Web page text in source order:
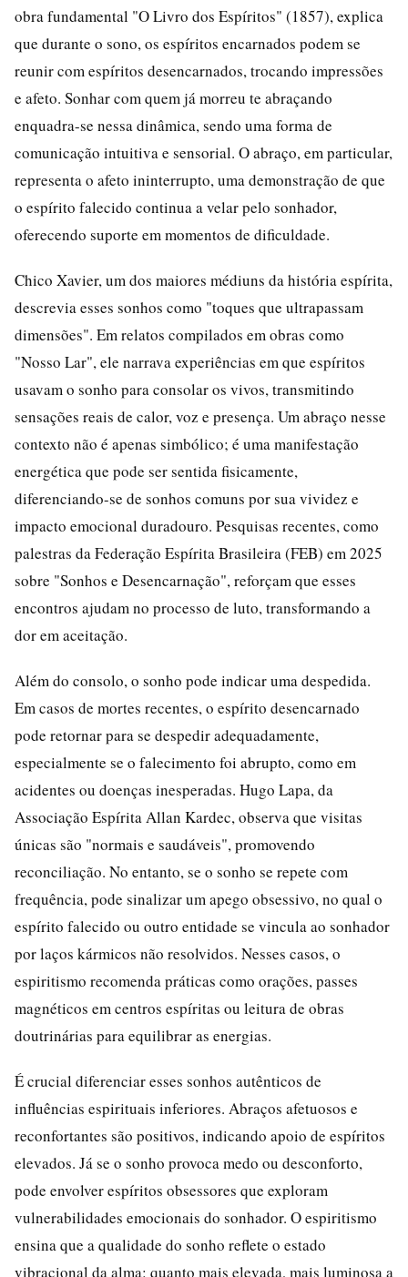
obra fundamental "O Livro dos Espíritos" (1857), explica
que durante o sono, os espíritos encarnados podem se
reunir com espíritos desencarnados, trocando impressões
e afeto. Sonhar com quem já morreu te abraçando
enquadra-se nessa dinâmica, sendo uma forma de
comunicação intuitiva e sensorial. O abraço, em particular,
representa o afeto ininterrupto, uma demonstração de que
o espírito falecido continua a velar pelo sonhador,
oferecendo suporte em momentos de dificuldade.
Chico Xavier, um dos maiores médiuns da história espírita,
descrevia esses sonhos como "toques que ultrapassam
dimensões". Em relatos compilados em obras como
"Nosso Lar", ele narrava experiências em que espíritos
usavam o sonho para consolar os vivos, transmitindo
sensações reais de calor, voz e presença. Um abraço nesse
contexto não é apenas simbólico; é uma manifestação
energética que pode ser sentida fisicamente,
diferenciando-se de sonhos comuns por sua vividez e
impacto emocional duradouro. Pesquisas recentes, como
palestras da Federação Espírita Brasileira (FEB) em 2025
sobre "Sonhos e Desencarnação", reforçam que esses
encontros ajudam no processo de luto, transformando a
dor em aceitação.
Além do consolo, o sonho pode indicar uma despedida.
Em casos de mortes recentes, o espírito desencarnado
pode retornar para se despedir adequadamente,
especialmente se o falecimento foi abrupto, como em
acidentes ou doenças inesperadas. Hugo Lapa, da
Associação Espírita Allan Kardec, observa que visitas
únicas são "normais e saudáveis", promovendo
reconciliação. No entanto, se o sonho se repete com
frequência, pode sinalizar um apego obsessivo, no qual o
espírito falecido ou outro entidade se vincula ao sonhador
por laços kármicos não resolvidos. Nesses casos, o
espiritismo recomenda práticas como orações, passes
magnéticos em centros espíritas ou leitura de obras
doutrinárias para equilibrar as energias.
É crucial diferenciar esses sonhos autênticos de
influências espirituais inferiores. Abraços afetuosos e
reconfortantes são positivos, indicando apoio de espíritos
elevados. Já se o sonho provoca medo ou desconforto,
pode envolver espíritos obsessores que exploram
vulnerabilidades emocionais do sonhador. O espiritismo
ensina que a qualidade do sonho reflete o estado
vibracional da alma: quanto mais elevada, mais luminosa a